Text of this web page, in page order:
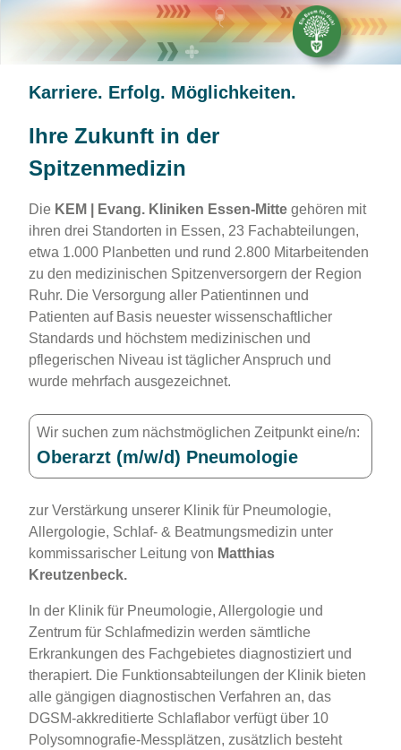
Karriere. Erfolg. Möglichkeiten.
Ihre Zukunft in der
Spitzenmedizin
Die KEM | Evang. Kliniken Essen-Mitte gehören mit
ihren drei Standorten in Essen, 23 Fachabteilungen,
etwa 1.000 Planbetten und rund 2.800 Mitarbeitenden
zu den medizinischen Spitzenversorgern der Region
Ruhr. Die Versorgung aller Patientinnen und
Patienten auf Basis neuester wissenschaftlicher
Standards und höchstem medizinischen und
pflegerischen Niveau ist täglicher Anspruch und
wurde mehrfach ausgezeichnet.
Wir suchen zum nächstmöglichen Zeitpunkt eine/n:
Oberarzt (m/w/d) Pneumologie
zur Verstärkung unserer Klinik für Pneumologie,
Allergologie, Schlaf- & Beatmungsmedizin unter
kommissarischer Leitung von Matthias
Kreutzenbeck.
In der Klinik für Pneumologie, Allergologie und
Zentrum für Schlafmedizin werden sämtliche
Erkrankungen des Fachgebietes diagnostiziert und
therapiert. Die Funktionsabteilungen der Klinik bieten
alle gängigen diagnostischen Verfahren an, das
DGSM-akkreditierte Schlaflabor verfügt über 10
Polysomnografie-Messplätzen, zusätzlich besteht